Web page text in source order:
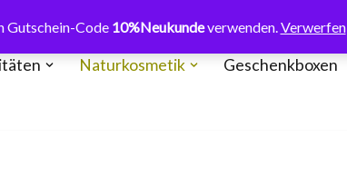
Gutschein-Code 10%Neukundeverwenden.Verwerfen
Naturkosmetik Geschenkboxen